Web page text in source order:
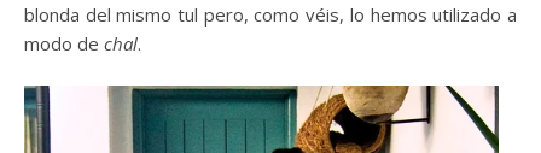
blonda del mismo tul pero, como véis, lo hemos utilizado a
modo de chal.